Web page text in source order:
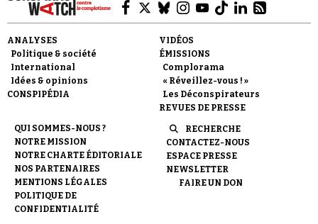
Faire un don
ANALYSES
Politique & société
International
Idées & opinions
CONSPIPÉDIA
VIDÉOS
ÉMISSIONS
Complorama
« Réveillez-vous ! »
Les Déconspirateurs
REVUES DE PRESSE
QUI SOMMES-NOUS ?
NOTRE MISSION
NOTRE CHARTE ÉDITORIALE
NOS PARTENAIRES
MENTIONS LÉGALES
POLITIQUE DE
CONFIDENTIALITÉ
RECHERCHE
CONTACTEZ-NOUS
ESPACE PRESSE
NEWSLETTER
FAIRE UN DON